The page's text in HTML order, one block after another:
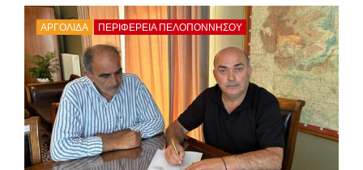
ΑΡΓΟΛΙΔΑ ΠΕΡΙΦΈΡΕΙΑ ΠΕΛΟΠΟΝΝΉΣΟΥ